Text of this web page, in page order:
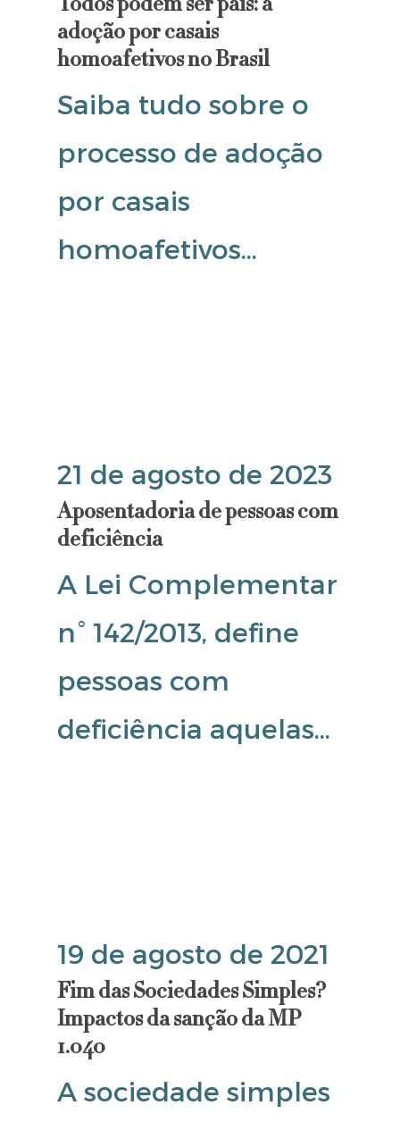
adoção por casais
homoafetivos no Brasil
Saiba tudo sobre o
processo de adoção
por casais
homoafetivos…
21 de agosto de 2023
Aposentadoria de pessoas com
deficiência
A Lei Complementar
n° 142/2013, define
pessoas com
deficiência aquelas…
19 de agosto de 2021
Fim das Sociedades Simples?
Impactos da sanção da MP
1.040
A sociedade simples